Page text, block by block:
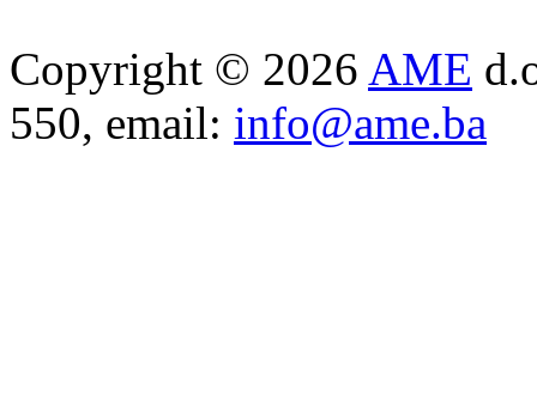
Copyright © 2026 AME
550, email: info@ame.ba